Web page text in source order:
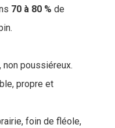
70 à 80 % de
non poussiéreux.
propre et
foin de fléole,